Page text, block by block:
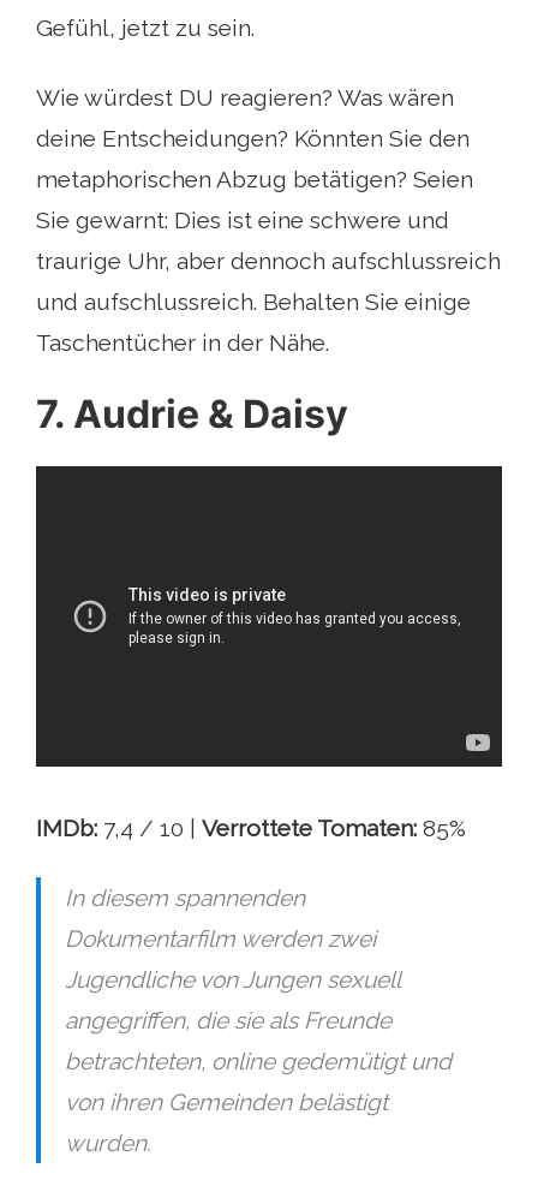
Gefühl, jetzt zu sein.
Wie würdest DU reagieren? Was wären
deine Entscheidungen? Könnten Sie den
metaphorischen Abzug betätigen? Seien
Sie gewarnt: Dies ist eine schwere und
traurige Uhr, aber dennoch aufschlussreich
und aufschlussreich. Behalten Sie einige
Taschentücher in der Nähe.
7. Audrie & Daisy
IMDb: 7,4 / 10 | Verrottete Tomaten: 85%
In diesem spannenden
Dokumentarfilm werden zwei
Jugendliche von Jungen sexuell
angegriffen, die sie als Freunde
betrachteten, online gedemütigt und
von ihren Gemeinden belästigt
wurden.